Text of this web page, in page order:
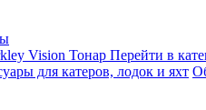
Vision Тонар Перейти в
для катеров, лодок и яхт